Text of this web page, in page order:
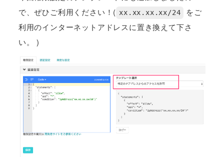
で、ぜひご利用ください！( xx.xx.xx.xx/24
をご
利用のインターネットアドレスに置き換えて下さ
い。 )